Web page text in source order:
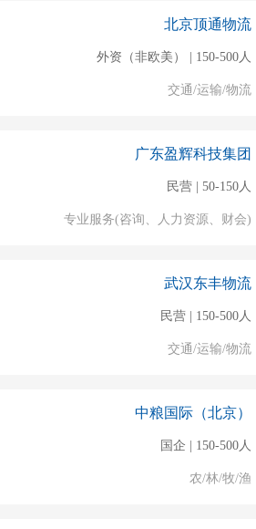
北京顶通物流
外资（非欧美） | 150-500人
交通/运输/物流
广东盈辉科技集团
民营 | 50-150人
专业服务(咨询、人力资源、财会)
武汉东丰物流
民营 | 150-500人
交通/运输/物流
中粮国际（北京）
国企 | 150-500人
农/林/牧/渔